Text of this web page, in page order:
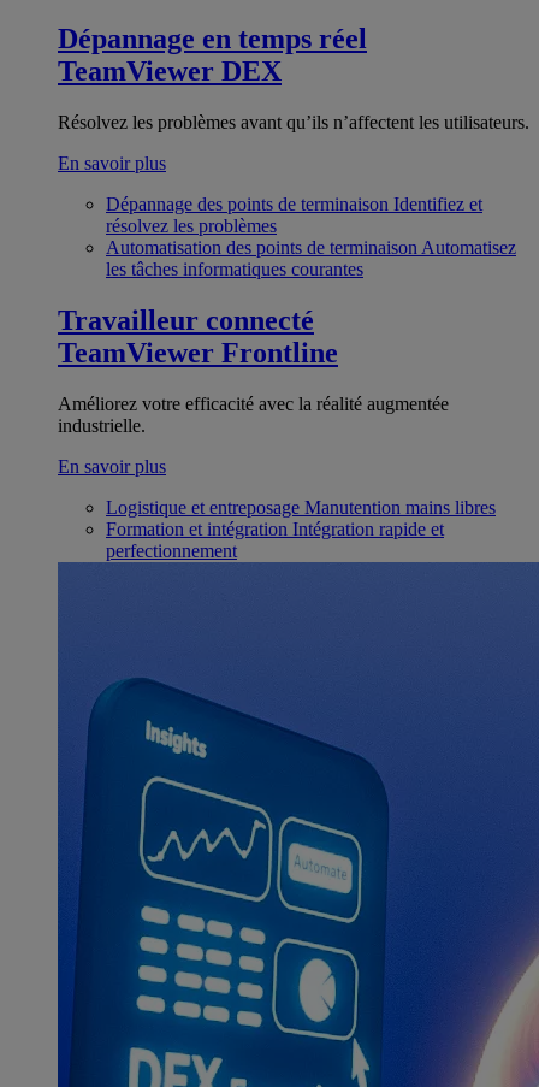
Dépannage en temps réel
TeamViewer DEX
Résolvez les problèmes avant qu’ils n’affectent les utilisateurs.
En savoir plus
Dépannage des points de terminaison Identifiez et
résolvez les problèmes
Automatisation des points de terminaison Automatisez
les tâches informatiques courantes
Travailleur connecté
TeamViewer Frontline
Améliorez votre efficacité avec la réalité augmentée
industrielle.
En savoir plus
Logistique et entreposage Manutention mains libres
Formation et intégration Intégration rapide et
perfectionnement